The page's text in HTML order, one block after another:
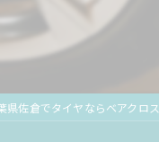
県佐倉でタイヤならベアクロス